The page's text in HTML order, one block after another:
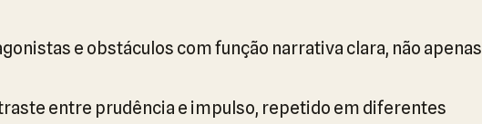
e obstáculos com função narrativa clara, não apenas
entre prudência e impulso, repetido em diferentes